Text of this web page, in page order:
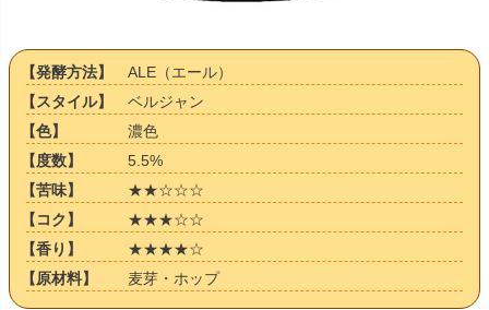
【発酵方法】
ALE（エール）
【スタイル】
ベルジャン
【色】
濃色
【度数】
5.5%
【苦味】
★★☆☆☆
【コク】
★★★☆☆
【香り】
★★★★☆
【原材料】
麦芽・ホップ